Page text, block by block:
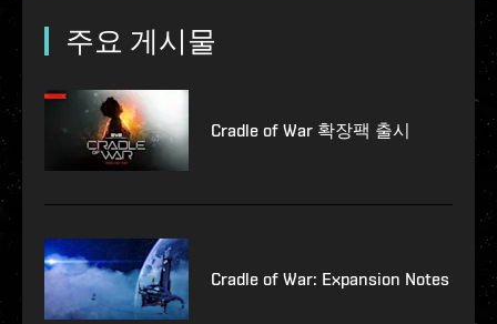
주요 게시물
Cradle of War 확장팩 출시
Cradle of War: Expansion Notes